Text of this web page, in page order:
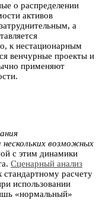
о распределении
активов
а
к нестационарным
венчурные проекты и
применяют
возможных
с этим динамики
Сценарный анализ
стандартному расчету
использовании
«нормальный»